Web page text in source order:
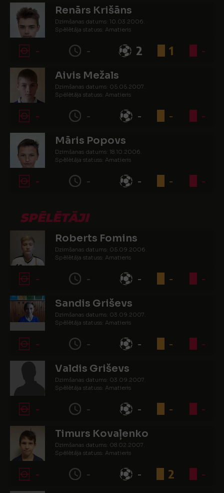
Renārs Krišāns
Dzimšanas datums: 10.03.2006.
Spēlētāja statuss: Amatieris
- - 2 1 -
Aivis Mežals
Dzimšanas datums: 05.05.2007.
Spēlētāja statuss: Amatieris
- - - - -
Māris Popovs
Dzimšanas datums: 18.10.2006.
Spēlētāja statuss: Amatieris
- - - - -
SPĒLĒTĀJI
Roberts Fomins
Dzimšanas datums: 05.09.2006.
Spēlētāja statuss: Amatieris
- - - - -
Sandis Griševs
Dzimšanas datums: 03.09.2007.
Spēlētāja statuss: Amatieris
- - - - -
Valdis Griševs
Dzimšanas datums: 03.09.2007.
Spēlētāja statuss: Amatieris
- - - - -
Timurs Kovaļenko
Dzimšanas datums: 08.02.2007.
Spēlētāja statuss: Amatieris
- - - 2 -